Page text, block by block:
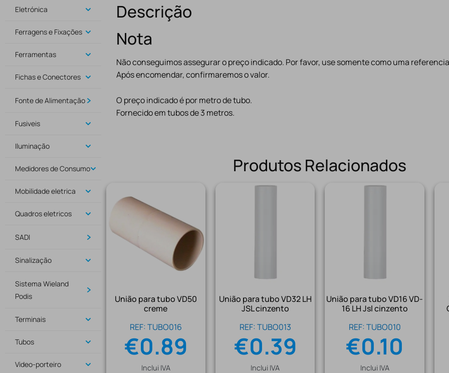
Eletrónica
Ferragens e Fixações
Ferramentas
Fichas e Conectores
Fonte de Alimentação
Fusiveis
Iluminação
Medidores de Consumo
Mobilidade eletrica
Quadros eletricos
SADI
Sinalização
Sistema Wieland
Podis
Terminais
Tubos
Video-porteiro
Descrição
Nota
Não conseguimos assegurar o preço indicado. Por favor, use somente como uma
Após encomendar, confirmaremos o valor.
O preço indicado é por metro de tubo.
Fornecido em tubos de 3 metros.
Produtos Relacionados
União para tubo VD50
creme
REF: TUBO016
€0.89
Inclui IVA
União para tubo VD32 LH
JSL cinzento
REF: TUBO013
€0.39
Inclui IVA
União para tubo VD16 VD-
16 LH Jsl cinzento
REF: TUBO010
€0.10
Inclui IVA